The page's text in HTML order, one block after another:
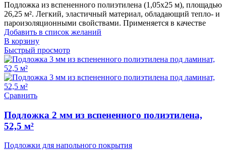
Подложка из вспененного полиэтилена (1,05х25 м), площадью
26,25 м². Легкий, эластичный материал, обладающий тепло- и
пароизоляционными свойствами. Применяется в качестве
Добавить в список желаний
В корзину
Быстрый просмотр
Сравнить
Подложка 2 мм из вспененного полиэтилена,
52,5 м²
Подложки для напольного покрытия